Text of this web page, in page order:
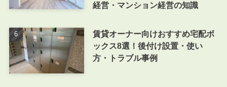
経営・マンション経営の知識
賃貸オーナー向けおすすめ宅配ボ
ックス8選！後付け設置・使い
方・トラブル事例